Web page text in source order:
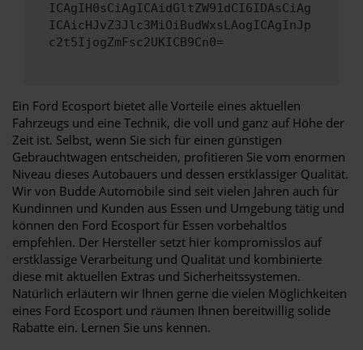
ICAgIH0sCiAgICAidGltZW91dCI6IDAsCiAg
ICAicHJvZ3Jlc3MiOiBudWxsLAogICAgInJp
c2t5IjogZmFsc2UKICB9Cn0=
Ein Ford Ecosport bietet alle Vorteile eines aktuellen
Fahrzeugs und eine Technik, die voll und ganz auf Höhe der
Zeit ist. Selbst, wenn Sie sich für einen günstigen
Gebrauchtwagen entscheiden, profitieren Sie vom enormen
Niveau dieses Autobauers und dessen erstklassiger Qualität.
Wir von Budde Automobile sind seit vielen Jahren auch für
Kundinnen und Kunden aus Essen und Umgebung tätig und
können den Ford Ecosport für Essen vorbehaltlos
empfehlen. Der Hersteller setzt hier kompromisslos auf
erstklassige Verarbeitung und Qualität und kombinierte
diese mit aktuellen Extras und Sicherheitssystemen.
Natürlich erläutern wir Ihnen gerne die vielen Möglichkeiten
eines Ford Ecosport und räumen Ihnen bereitwillig solide
Rabatte ein. Lernen Sie uns kennen.